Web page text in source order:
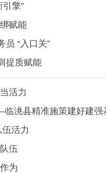
擎”
赋能
员 “入口关”
提质赋能
活力
洮县精准施策建好建强
活力
伍
为